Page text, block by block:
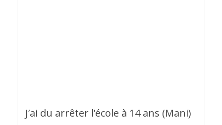
J’ai du arrêter l’école à 14 ans (Mani)